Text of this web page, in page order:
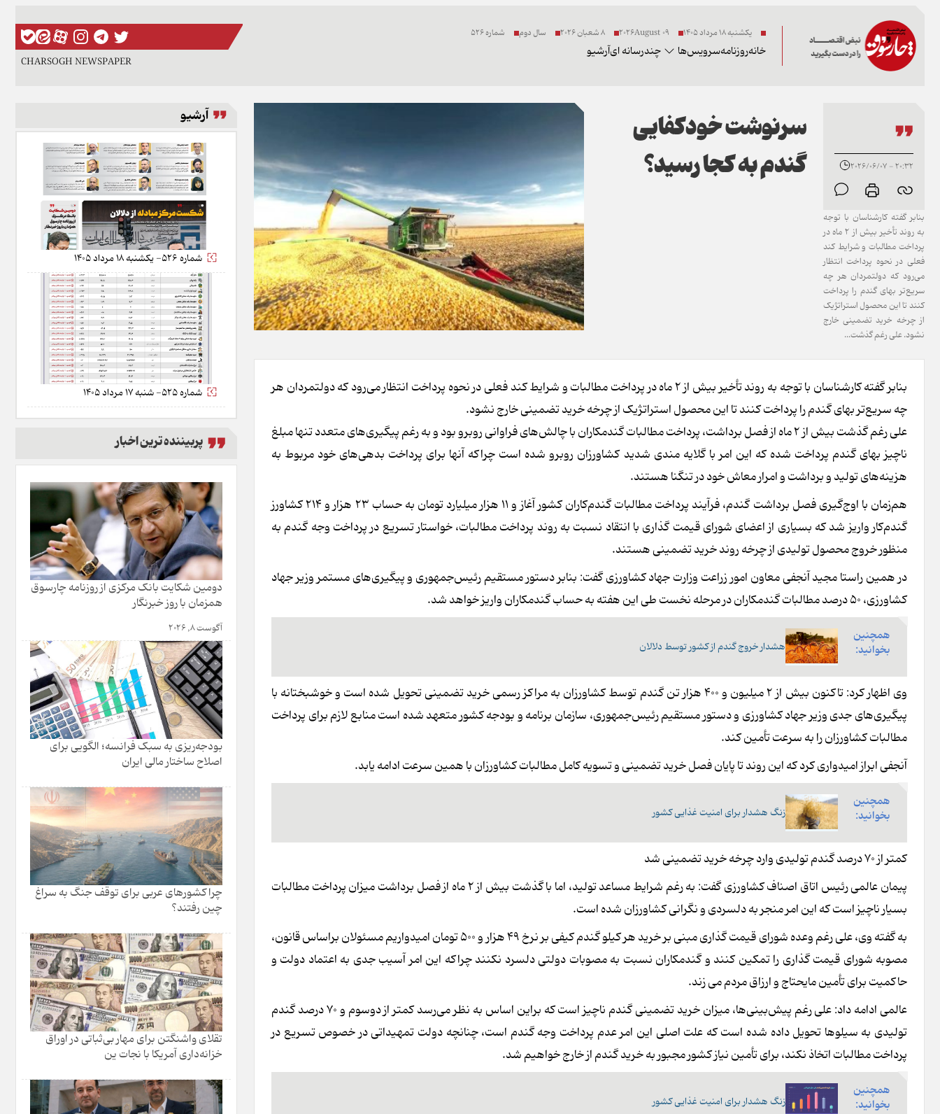
یکشنبه ۱۸ مرداد ۱۴۰۵ 09 2026August 8 شعبان 2026 سال دوم شماره 526
خانهروزنامهسرویس‌ها چندرسانه ایآرشیو
CHARSOGH NEWSPAPER
20:32 - 2026/06/07
بنابر گفته کارشناسان با توجه
به روند تأخیر بیش از ۲ ماه در
پرداخت مطالبات و شرایط کند
فعلی در نحوه پرداخت انتظار
می‌رود که دولتمردان هر چه
سریع‌تر بهای گندم را پرداخت
کنند تا این محصول استراتژیک
از چرخه خرید تضمینی خارج
نشود. علی رغم گذشت...
سرنوشت خودکفایی
گندم به کجا رسید؟
بنابر گفته کارشناسان با توجه به روند تأخیر بیش از ۲ ماه در پرداخت مطالبات و شرایط کند فعلی در نحوه پرداخت انتظار می‌رود که دولتمردان هر
چه سریع‌تر بهای گندم را پرداخت کنند تا این محصول استراتژیک از چرخه خرید تضمینی خارج نشود.
علی رغم گذشت بیش از ۲ ماه از فصل برداشت، پرداخت مطالبات گندمکاران با چالش‌های فراوانی روبرو بود و به رغم پیگیری‌های متعدد تنها مبلغ
ناچیز بهای گندم پرداخت شده که این امر با گلایه مندی شدید کشاورزان روبرو شده است چراکه آنها برای پرداخت بدهی‌های خود مربوط به
هزینه‌های تولید و برداشت و امرار معاش خود در تنگنا هستند.
هم‌زمان با اوج‌گیری فصل برداشت گندم، فرآیند پرداخت مطالبات گندم‌کاران کشور آغاز و ۱۱ هزار میلیارد تومان به حساب ۲۳ هزار و ۲۱۴ کشاورز
گندم‌کار واریز شد که بسیاری از اعضای شورای قیمت گذاری با انتقاد نسبت به روند پرداخت مطالبات، خواستار تسریع در پرداخت وجه گندم به
منظور خروج محصول تولیدی از چرخه روند خرید تضمینی هستند.
در همین راستا مجید آنجفی معاون امور زراعت وزارت جهاد کشاورزی گفت: بنابر دستور مستقیم رئیس‌جمهوری و پیگیری‌های مستمر وزیر جهاد
کشاورزی، ۵۰ درصد مطالبات گندمکاران در مرحله نخست طی این هفته به حساب گندمکاران واریز خواهد شد.
همچنین
بخوانید:
هشدار خروج گندم از کشور توسط دلالان
وی اظهار کرد: تاکنون بیش از ۲ میلیون و ۴۰۰ هزار تن گندم توسط کشاورزان به مراکز رسمی خرید تضمینی تحویل شده است و خوشبختانه با
پیگیری‌های جدی وزیر جهاد کشاورزی و دستور مستقیم رئیس‌جمهوری، سازمان برنامه و بودجه کشور متعهد شده است منابع لازم برای پرداخت
مطالبات کشاورزان را به سرعت تأمین کند.
آنجفی ابراز امیدواری کرد که این روند تا پایان فصل خرید تضمینی و تسویه کامل مطالبات کشاورزان با همین سرعت ادامه یابد.
همچنین
بخوانید:
زنگ هشدار برای امنیت غذایی کشور
کمتر از ۷۰ درصد گندم تولیدی وارد چرخه خرید تضمینی شد
پیمان عالمی رئیس اتاق اصناف کشاورزی گفت: به رغم شرایط مساعد تولید، اما با گذشت بیش از ۲ ماه از فصل برداشت میزان پرداخت مطالبات
بسیار ناچیز است که این امر منجر به دلسردی و نگرانی کشاورزان شده است.
به گفته وی، علی رغم وعده شورای قیمت گذاری مبنی بر خرید هر کیلو گندم کیفی بر نرخ ۴۹ هزار و ۵۰۰ تومان امیدواریم مسئولان براساس قانون،
مصوبه شورای قیمت گذاری را تمکین کنند و گندمکاران نسبت به مصوبات دولتی دلسرد نکنند چراکه این امر آسیب جدی به اعتماد دولت و
حاکمیت برای تأمین مایحتاج و ارزاق مردم می زند.
عالمی ادامه داد: علی رغم پیش‌بینی‌ها، میزان خرید تضمینی گندم ناچیز است که براین اساس به نظر می‌رسد کمتر از دوسوم و ۷۰ درصد گندم
تولیدی به سیلوها تحویل داده شده است که علت اصلی این امر عدم پرداخت وجه گندم است، چنانچه دولت تمهیداتی در خصوص تسریع در
پرداخت مطالبات اتخاذ نکند، برای تأمین نیاز کشور مجبور به خرید گندم از خارج خواهیم شد.
همچنین
بخوانید:
زنگ هشدار برای امنیت غذایی کشور
آرشیو
شماره 526- یکشنبه 18 مرداد 1405
شماره 525- شنبه 17 مرداد 1405
پربیننده ترین اخبار
دومین شکایت بانک مرکزی از روزنامه چارسوق
همزمان با روز خبرنگار
آگوست 8, 2026
بودجه‌ریزی به سبک فرانسه؛ الگویی برای
اصلاح ساختار مالی ایران
چرا کشورهای عربی برای توقف جنگ به سراغ
چین رفتند؟
تقلای واشنگتن برای مهار بی‌ثباتی در اوراق
خزانه‌داری آمریکا با نجات ین